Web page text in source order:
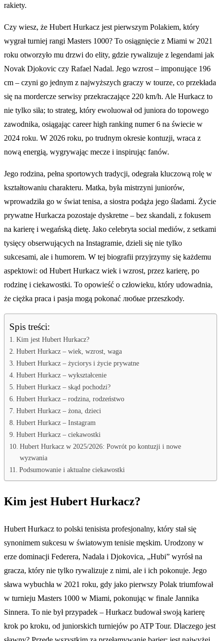
rakiety.
Czy wiesz, że Hubert Hurkacz jest pierwszym Polakiem, który
wygrał turniej rangi Masters 1000? To osiągnięcie z Miami w 2021
roku otworzyło mu drzwi do elity, gdzie rywalizuje z legendami jak
Novak Djokovic czy Rafael Nadal. Jego wzrost – imponujące 196
cm – czyni go jednym z najwyższych graczy w tourze, co przekłada
się na mordercze serwisy przekraczające 220 km/h. Ale Hurkacz to
nie tylko siła; to strateg, który ewoluował od juniora do topowego
zawodnika, osiągając career high ranking numer 6 na świecie w
2024 roku. W 2026 roku, po trudnym okresie kontuzji, wraca z
nową energią, wygrywając mecze i inspirując fanów.
Jego rodzina, pełna sportowych tradycji, odegrała kluczową rolę w
kształtowaniu charakteru. Matka, była mistrzyni juniorów,
wprowadziła go w świat tenisa, a siostra podąża jego śladami. Życie
prywatne Hurkacza pozostaje dyskretne – bez skandali, z fokusem
na karierę i wegańską dietę. Jako celebryta social mediów, z setkami
tysięcy obserwujących na Instagramie, dzieli się nie tylko
sukcesami, ale i humorem. W tej biografii przyjrzymy się każdemu
aspektowi: od Hubert Hurkacz wiek i wzrost, przez karierę, po
rodzinę i ciekawostki. To opowieść o człowieku, który udowadnia,
że ciężka praca i pasja mogą pokonać любые przeszkody.
Spis treści:
Kim jest Hubert Hurkacz?
Hubert Hurkacz – wiek, wzrost, waga
Hubert Hurkacz – życiorys i życie prywatne
Hubert Hurkacz – wykształcenie
Hubert Hurkacz – skąd pochodzi?
Hubert Hurkacz – rodzina, rodzeństwo
Hubert Hurkacz – żona, dzieci
Hubert Hurkacz – Instagram
Hubert Hurkacz – ciekawostki
Hubert Hurkacz w 2025/2026: Powrót po kontuzji i nowe
wyzwania
Podsumowanie i aktualne ciekawostki
Kim jest Hubert Hurkacz?
Hubert Hurkacz to polski tenisista profesjonalny, który stał się
synonimem sukcesu w światowym tenisie męskim. Urodzony w
erze dominacji Federera, Nadala i Djokovica, „Hubi” wyrósł na
gracza, który nie tylko rywalizuje z nimi, ale i ich pokonuje. Jego
sława wybuchła w 2021 roku, gdy jako pierwszy Polak triumfował
w turnieju Masters 1000 w Miami, pokonując w finale Jannika
Sinnera. To nie był przypadek – Hurkacz budował swoją karierę
krok po kroku, od juniorskich turniejów po ATP Tour. Dlaczego jest